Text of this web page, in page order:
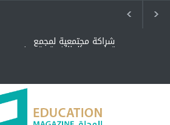
شراكة مجتمعية لمجمع
تعليمي بالطائف تستهدف